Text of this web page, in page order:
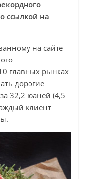
ссылкой на
на сайте
главных рынках
дорогие
32,2 юаней (4,5
клиент